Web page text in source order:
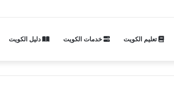
تعليم الكويت خدمات الكويت دليل الكويت